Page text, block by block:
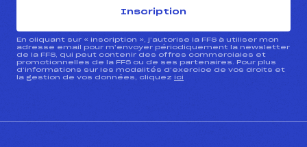
Inscription
En cliquant sur « inscription », j’autorise la FFS à utiliser mon
adresse email pour m’envoyer périodiquement la newsletter
de la FFS, qui peut contenir des offres commerciales et
promotionnelles de la FFS ou de ses partenaires. Pour plus
d’informations sur les modalités d’exercice de vos droits et
la gestion de vos données, cliquez ici